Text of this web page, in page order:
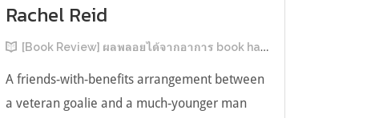
Rachel Reid
[Book Review] ผลพลอยได้จากอาการ book hangover หลังอ่านสารพัน MM Romance
A friends-with-benefits arrangement between
a veteran goalie and a much-younger man